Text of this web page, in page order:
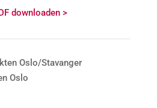
downloaden >
Oslo/Stavanger
Oslo